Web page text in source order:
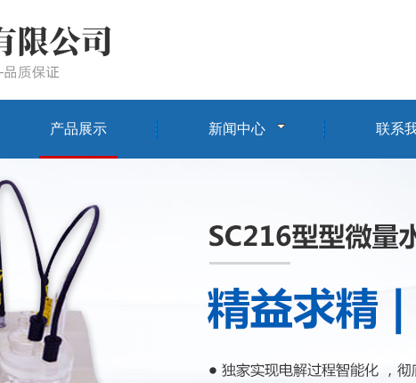
产品展示 新闻中心 联系